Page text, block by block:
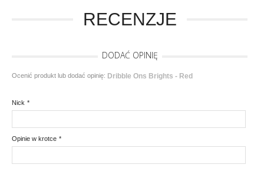
RECENZJE
DODAĆ OPINIĘ
Ocenić produkt lub dodać opinię: Dribble Ons Brights - Red
*
Nick
*
Opinie w krotce